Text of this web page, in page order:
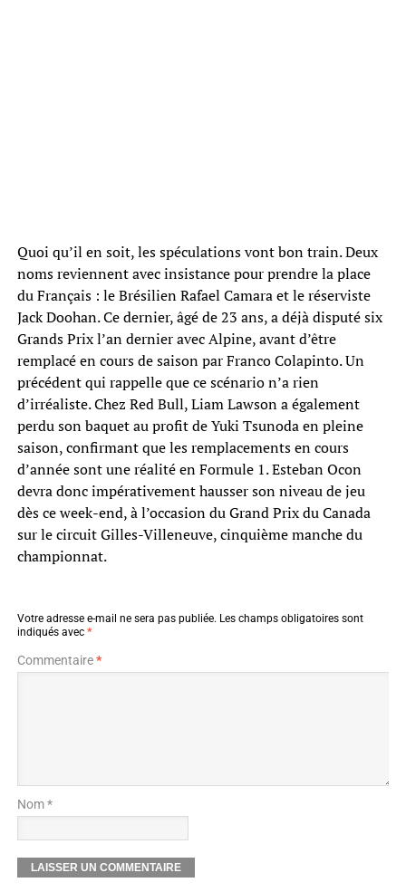
Quoi qu’il en soit, les spéculations vont bon train. Deux
noms reviennent avec insistance pour prendre la place
du Français : le Brésilien Rafael Camara et le réserviste
Jack Doohan. Ce dernier, âgé de 23 ans, a déjà disputé six
Grands Prix l’an dernier avec Alpine, avant d’être
remplacé en cours de saison par Franco Colapinto. Un
précédent qui rappelle que ce scénario n’a rien
d’irréaliste. Chez Red Bull, Liam Lawson a également
perdu son baquet au profit de Yuki Tsunoda en pleine
saison, confirmant que les remplacements en cours
d’année sont une réalité en Formule 1. Esteban Ocon
devra donc impérativement hausser son niveau de jeu
dès ce week-end, à l’occasion du Grand Prix du Canada
sur le circuit Gilles-Villeneuve, cinquième manche du
championnat.
Votre adresse e-mail ne sera pas publiée. Les champs obligatoires sont
indiqués avec *
Commentaire*
Nom *